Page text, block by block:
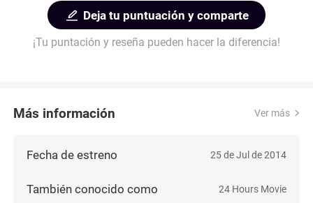
Deja tu puntuación y comparte
¡Tu puntación y reseña pueden hacer la diferencia!
Más información Ver más
Fecha de estreno 25 de Jul de 2014
También conocido como 24 Hours Movie